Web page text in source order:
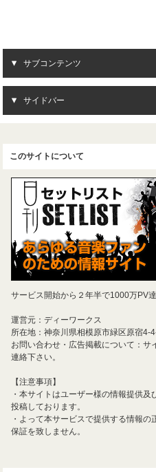
サブコンテンツ
サイドバー
このサイトについて
サービス開始から２年半で1000万PV達
運営元：ディーワークス
所在地：神奈川県相模原市緑区原宿4-
お問い合わせ・広告掲載について：
連絡下さい。
【注意事項】
・本サイトはユーザー様の情報提供
投稿しております。
・よって本サービスで提供する情報
保証を致しません。